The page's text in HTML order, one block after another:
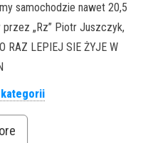
samochodzie nawet 20,5
„Rz” Piotr Juszczyk,
RAZ LEPIEJ SIE ŻYJE W